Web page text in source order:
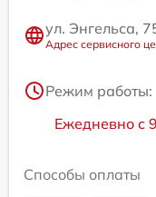
ул. Энгельса,
Адрес сервисного
Режим работы:
Ежедневно с
Способы оплаты